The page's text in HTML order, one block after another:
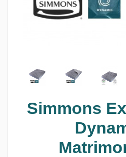
Simmons